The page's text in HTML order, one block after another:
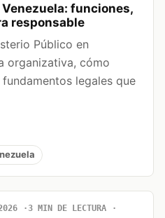
funciones,
responsable
Público en
organizativa, cómo
legales que
3 MIN DE LECTURA